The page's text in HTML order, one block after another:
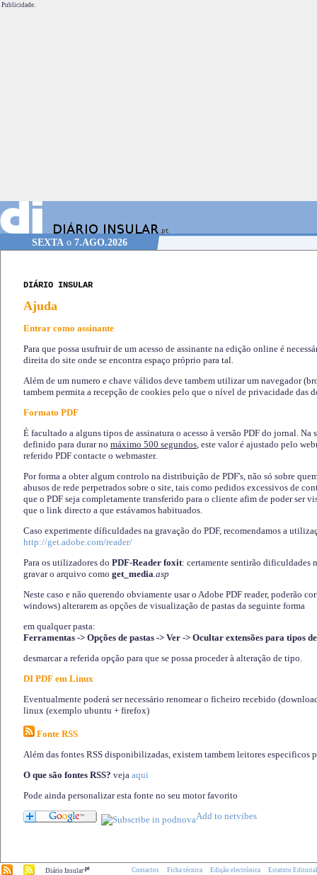
Publicidade.
SEXTA o 7.AGO.2026
DIÁRIO INSULAR
Ajuda
Entrar como assinante
Para que possa usufruir de um acesso de assinante na edição online é
direita do site onde se encontra espaço próprio para tal.
Além de um numero e chave válidos deve tambem utilizar um navegador
tambem permita a recepção de cookies pelo que o nível de privacidade das
Formato PDF
É facultado a alguns tipos de assinatura o acesso à versão PDF do jornal. Na
definido para durar no máximo 500 segundos, este valor é ajustado pelo
referido PDF contacte o webmaster.
Por forma a obter algum controlo na distribuição de PDF's, não só sobre
abusos de rede perpetrados sobre o site, tais como pedidos excessivos de
que o PDF seja completamente transferido para o cliente afim de poder ser
que o link directo a que estávamos habituados.
Caso experimente díficuldades na gravação do PDF, recomendamos a
http://get.adobe.com/reader/
Para os utilizadores do PDF-Reader foxit: certamente sentirão dificuldades
gravar o arquivo como get_media.asp
Neste caso e não querendo obviamente usar o Adobe PDF reader, poderão
windows) alterarem as opções de visualização de pastas da seguinte forma
em qualquer pasta:
Ferramentas -> Opções de pastas -> Ver -> Ocultar extensões para tipos
desmarcar a referida opção para que se possa proceder à alteração de tipo.
DI PDF em Linux
Eventualmente poderá ser necessário renomear o ficheiro recebido
linux (exemplo ubuntu + firefox)
Fonte RSS
Além das fontes RSS disponibilizadas, existem tambem leitores especificos
O que são fontes RSS? veja aqui
Pode ainda personalizar esta fonte no seu motor favorito
Diário Insular.pt Contactos Ficha técnica Edição electrónica Estatuto Editorial